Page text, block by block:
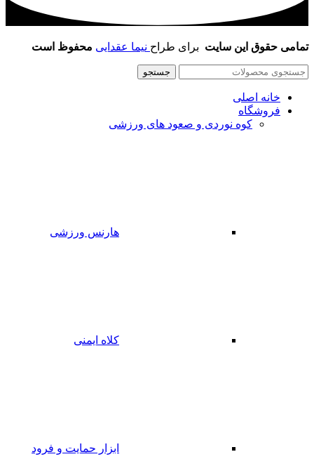
تمامی حقوق این سایت برای طراح نیما عقدایی محفوظ است
جستجو
خانه اصلی
فروشگاه
کوه نوردی و صعود های ورزشی
هارنس ورزشی
کلاه ایمنی
ابزار حمایت و فرود